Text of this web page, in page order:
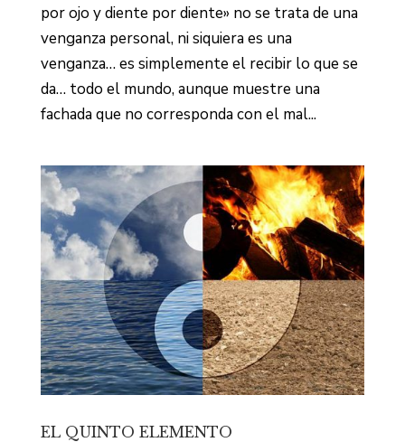
por ojo y diente por diente» no se trata de una
venganza personal, ni siquiera es una
venganza… es simplemente el recibir lo que se
da… todo el mundo, aunque muestre una
fachada que no corresponda con el mal...
EL QUINTO ELEMENTO